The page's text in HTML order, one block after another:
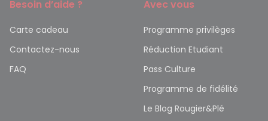
Besoin d’aide ?
Carte cadeau
Contactez-nous
FAQ
Avec vous
Programme privilèges
Réduction Etudiant
Pass Culture
Programme de fidélité
Le Blog Rougier&Plé